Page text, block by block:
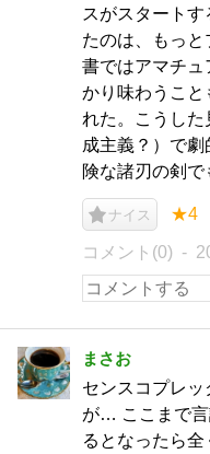
スがスタート
たのは、もっ
書ではアマチュ
かり味わうこと
れた。こうし
成主義？）で
険な諸刃の剣で
ナイス ★4
コメント(0)
まさお
センスコプレ
が… ここまで
るとなったら